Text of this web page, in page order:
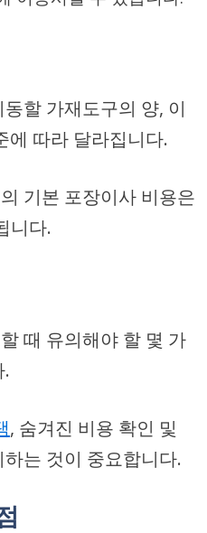
할 가재도구의 양, 이
에 따라 달라집니다.
기본 포장이사 비용은
니다.
때 유의해야 할 몇 가
.
, 숨겨진 비용 확인 및
하는 것이 중요합니다.